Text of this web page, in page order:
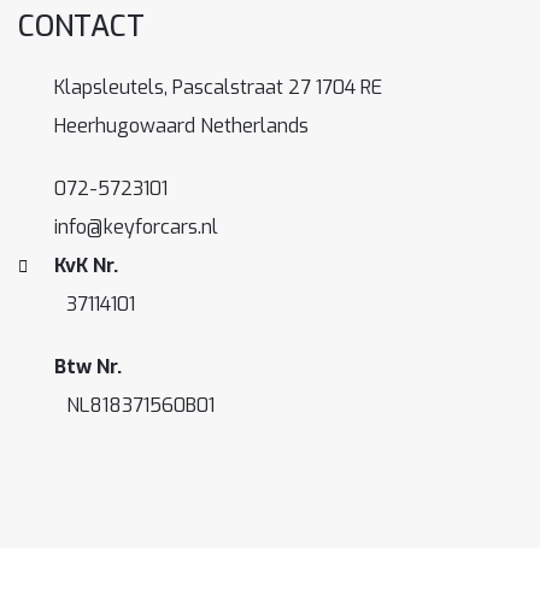
CONTACT
Klapsleutels, Pascalstraat 27 1704 RE
Heerhugowaard Netherlands
072-5723101
info@keyforcars.nl
KvK Nr.
37114101
Btw Nr.
NL818371560B01